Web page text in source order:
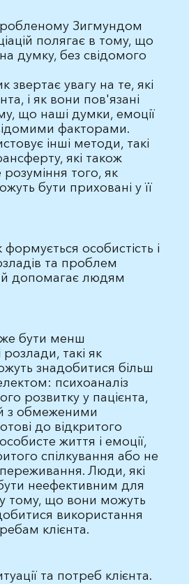
Зигмундом
полягає в тому, що
думку, без свідомого
звертає увагу на те, які
і як вони пов'язані
що наші думки, емоції
факторами.
інші методи, такі
які також
того, як
бути приховані у її
особистість і
та проблем
допомагає людям
бути менш
такі як
знадобитися більш
психоаналіз
розвитку у пацієнта,
з обмеженими
до відкритого
життя і емоції,
спілкування або не
переживання. Люди, які
неефективним для
у тому, що вони можуть
використання
клієнта.
та потреб клієнта.